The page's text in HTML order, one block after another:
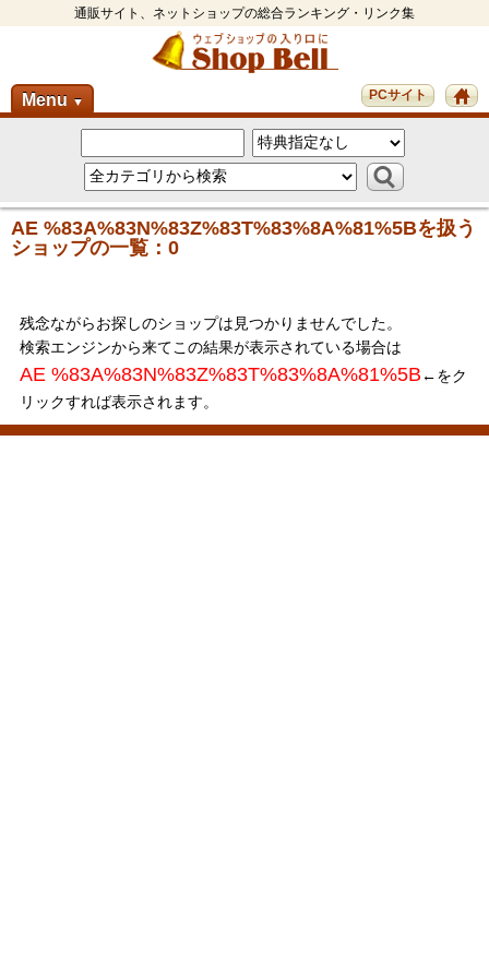
通販サイト、ネットショップの総合ランキング・リンク集
Menu ▼ PCサイト
AE %83A%83N%83Z%83T%83%8A%81%5Bを扱う
ショップの一覧：0
残念ながらお探しのショップは見つかりませんでした。
検索エンジンから来てこの結果が表示されている場合は
AE %83A%83N%83Z%83T%83%8A%81%5B ←をク
リックすれば表示されます。